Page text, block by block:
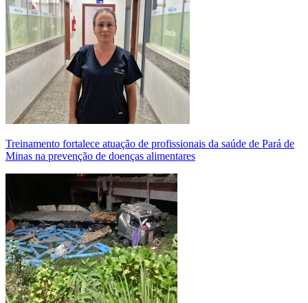
Treinamento fortalece atuação de profissionais da saúde de Pará de
Minas na prevenção de doenças alimentares